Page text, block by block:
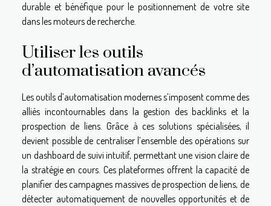
durable et bénéfique pour le positionnement de votre site
dans les moteurs de recherche.
Utiliser les outils
d’automatisation avancés
Les outils d’automatisation modernes s’imposent comme des
alliés incontournables dans la gestion des backlinks et la
prospection de liens. Grâce à ces solutions spécialisées, il
devient possible de centraliser l’ensemble des opérations sur
un dashboard de suivi intuitif, permettant une vision claire de
la stratégie en cours. Ces plateformes offrent la capacité de
planifier des campagnes massives de prospection de liens, de
détecter automatiquement de nouvelles opportunités et de